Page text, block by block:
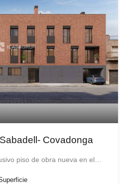
Covadonga
piso de obra nueva en el…